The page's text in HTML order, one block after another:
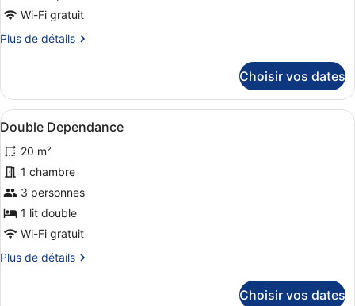
Balcony)
chambre :
Large
Balcony
Wi-Fi gratuit
Plus de détails
Plus
le
type
de
Large
Double
with
Balcony
Choisir vos dates
Afficher
toutes
les
photos
pour
ce
type
chambre :
Une chambre avec un plafond
7
Double Dependance
20 m²
1 chambre
3 personnes
1 lit double
Wi-Fi gratuit
Plus de détails
Plus
Choisir vos dates